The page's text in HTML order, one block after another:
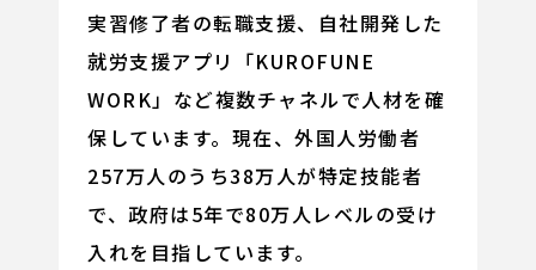
実習修了者の転職支援、自社開発した
就労支援アプリ「KUROFUNE
WORK」など複数チャネルで人材を確
保しています。現在、外国人労働者
257万人のうち38万人が特定技能者
で、政府は5年で80万人レベルの受け
入れを目指しています。